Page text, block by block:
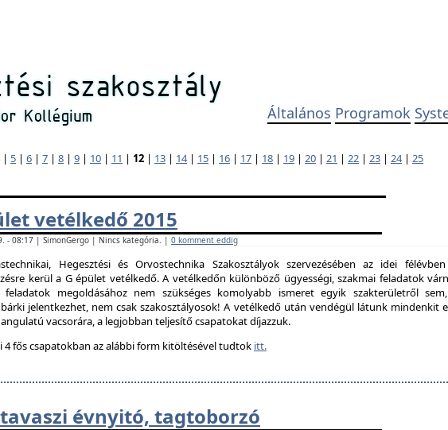
Általános Programok
| 5 | 6 | 7 | 8 | 9 | 10 | 11 | 12 | 13 | 14| 15 | 16 | 17 | 18 | 19 | 20 | 21 | 22 | 23 | 24| 25
vetélkedő 2015
- 08:17 | SimonGergo | Nincs kategória. | 0 komment eddig
Hegesztési és Orvostechnika Szakosztályok szervezésében az idei
kerül a G épület vetélkedő. A vetélkedőn különböző ügyességi, szakmai feladatok
feladatok megoldásához nem szükséges komolyabb ismeret egyik szakterületről
jelentkezhet, nem csak szakosztályosok! A vetélkedő után vendégül látunk mindenkit
vacsorára, a legjobban teljesítő csapatokat díjazzuk.
4 fős csapatokban az alábbi form kitöltésével tudtok itt.
évnyitó, tagtoborzó